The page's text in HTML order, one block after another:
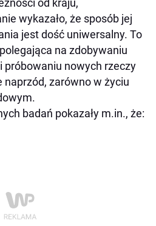
od kraju,
wykazało, że sposób jej
jest dość uniwersalny. To
na zdobywaniu
próbowaniu nowych rzeczy
naprzód, zarówno w życiu
badań pokazały m.in., że: